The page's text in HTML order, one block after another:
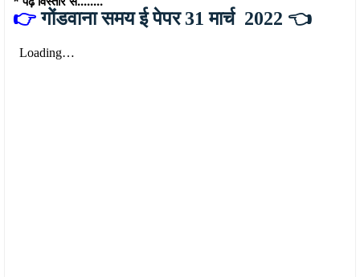
👉गोंडवाना समय ई पेपर 31 मार्च 2022 👈